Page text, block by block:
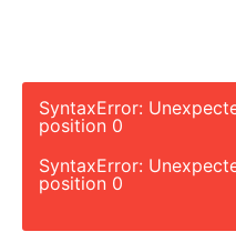
SyntaxError:
position 0
SyntaxError:
position 0